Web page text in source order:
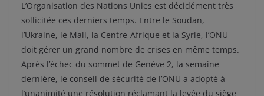
L’Organisation des Nations Unies est décidément très
sollicitée ces derniers temps. Entre le Soudan,
l’Ukraine, le Mali, la Centre-Afrique et la Syrie, l’ONU
doit gérer un grand nombre de crises en même temps.
Après l’échec du sommet de Genève 2, la semaine
dernière, le conseil de sécurité de l’ONU a adopté à
l’unanimité une résolution réclamant la levée du siège